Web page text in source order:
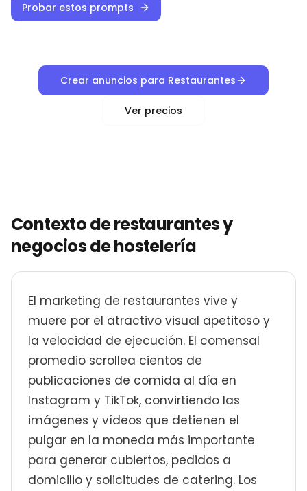
Probar estos prompts
Crear anuncios para Restaurantes
Ver precios
Contexto de restaurantes y
negocios de hostelería
El marketing de restaurantes vive y
muere por el atractivo visual apetitoso y
la velocidad de ejecución. El comensal
promedio scrollea cientos de
publicaciones de comida al día en
Instagram y TikTok, convirtiendo las
imágenes y vídeos que detienen el
pulgar en la moneda más importante
para generar cubiertos, pedidos a
domicilio y solicitudes de catering. Los